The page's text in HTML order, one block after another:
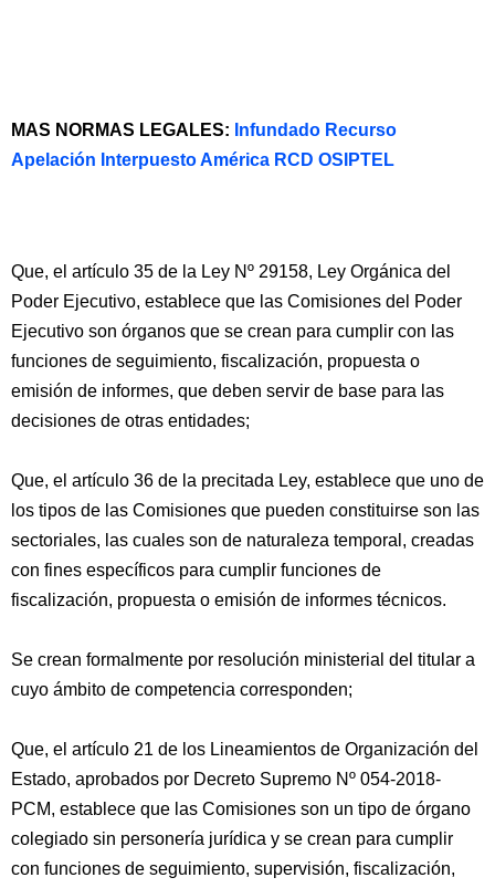
MAS NORMAS LEGALES: Infundado Recurso
Apelación Interpuesto América RCD OSIPTEL
Que, el artículo 35 de la Ley Nº 29158, Ley Orgánica del
Poder Ejecutivo, establece que las Comisiones del Poder
Ejecutivo son órganos que se crean para cumplir con las
funciones de seguimiento, fiscalización, propuesta o
emisión de informes, que deben servir de base para las
decisiones de otras entidades;
Que, el artículo 36 de la precitada Ley, establece que uno de
los tipos de las Comisiones que pueden constituirse son las
sectoriales, las cuales son de naturaleza temporal, creadas
con fines específicos para cumplir funciones de
fiscalización, propuesta o emisión de informes técnicos.
Se crean formalmente por resolución ministerial del titular a
cuyo ámbito de competencia corresponden;
Que, el artículo 21 de los Lineamientos de Organización del
Estado, aprobados por Decreto Supremo Nº 054-2018-
PCM, establece que las Comisiones son un tipo de órgano
colegiado sin personería jurídica y se crean para cumplir
con funciones de seguimiento, supervisión, fiscalización,